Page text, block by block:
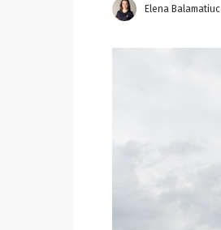
Elena Balamatiuc